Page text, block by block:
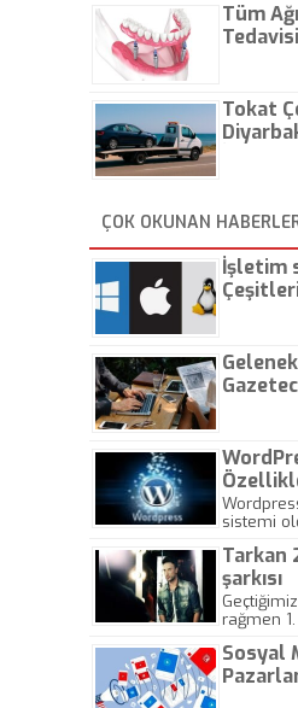
Tüm
Tokat
ÇOK OKUNAN
İşletim
sistemi
Tarkan
şarkısı
rağmen
önemli
Sosyal